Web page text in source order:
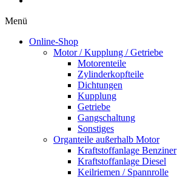
Menü
Online-Shop
Motor / Kupplung / Getriebe
Motorenteile
Zylinderkopfteile
Dichtungen
Kupplung
Getriebe
Gangschaltung
Sonstiges
Organteile außerhalb Motor
Kraftstoffanlage Benziner
Kraftstoffanlage Diesel
Keilriemen / Spannrolle